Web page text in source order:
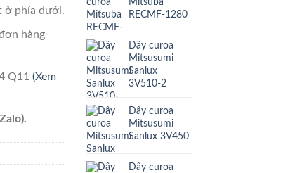
ở phía dưới.
hàng
Q11 (Xem
RECMF-1280
Dây curoa
Mitsusumi
Sanlux
3V510-2
Dây curoa
Mitsusumi
Sanlux 3V450
Dây curoa